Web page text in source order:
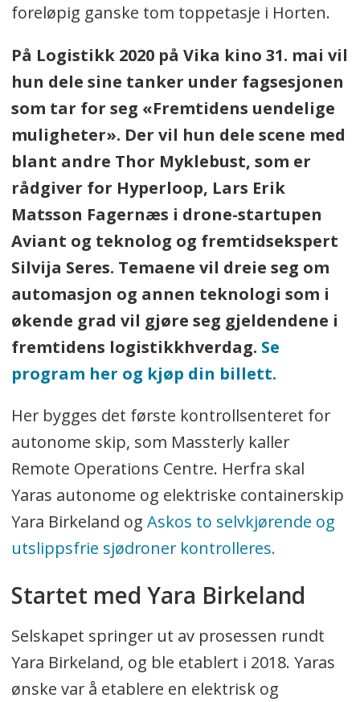
foreløpig ganske tom toppetasje i Horten.
På Logistikk 2020 på Vika kino 31. mai vil
hun dele sine tanker under fagsesjonen
som tar for seg «Fremtidens uendelige
muligheter». Der vil hun dele scene med
blant andre Thor Myklebust, som er
rådgiver for Hyperloop, Lars Erik
Matsson Fagernæs i drone-startupen
Aviant og teknolog og fremtidsekspert
Silvija Seres. Temaene vil dreie seg om
automasjon og annen teknologi som i
økende grad vil gjøre seg gjeldendene i
fremtidens logistikkhverdag. Se
program her og kjøp din billett.
Her bygges det første kontrollsenteret for
autonome skip, som Massterly kaller
Remote Operations Centre. Herfra skal
Yaras autonome og elektriske containerskip
Yara Birkeland og Askos to selvkjørende og
utslippsfrie sjødroner kontrolleres.
Startet med Yara Birkeland
Selskapet springer ut av prosessen rundt
Yara Birkeland, og ble etablert i 2018. Yaras
ønske var å etablere en elektrisk og